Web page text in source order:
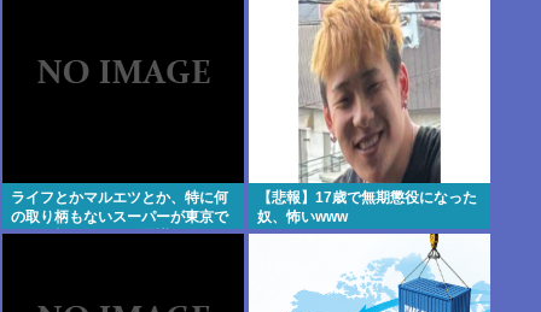
ライフとかマルエツとか、特に何
の取り柄もないスーパーが東京で
デカい顔してるの不思議だよな、
【悲報】17歳で無期懲役になった
奴、怖いwww